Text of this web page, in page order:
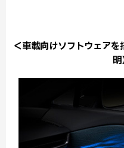
＜車載向けソフトウェア